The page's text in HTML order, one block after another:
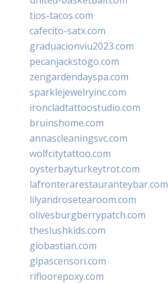
tios-tacos.com
cafecito-satx.com
graduacionviu2023.com
pecanjackstogo.com
zengardendayspa.com
sparklejewelryinc.com
ironcladtattoostudio.com
bruinshome.com
annascleaningsvc.com
wolfcitytattoo.com
oysterbayturkeytrot.com
lafronterarestauranteybar.com
lilyandrosetearoom.com
olivesburgberrypatch.com
theslushkids.com
giobastian.com
glpascensori.com
rifloorepoxy.com